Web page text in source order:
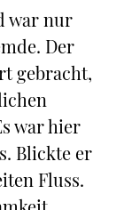
war nur
Der
gebracht,
war hier
Blickte er
Fluss.